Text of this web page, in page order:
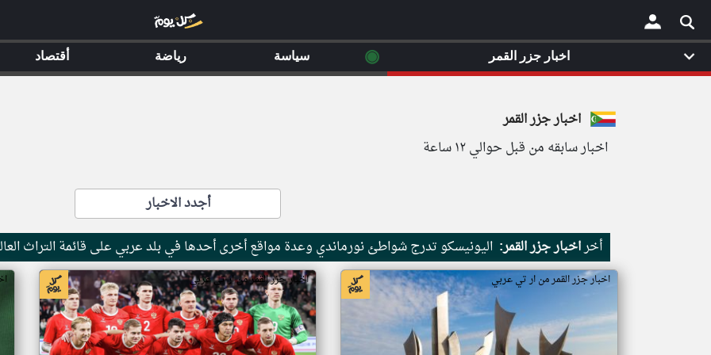
×
اخبار جزر القمر
اخبار سابقه من قبل حوالي ١٢ ساعة
أجدد الاخبار
أخراخبار جزر القمر: اليونيسكو تدرج شواطئ نورماندي وعدة مواقع أخرى أحدها في بلد عربي على قائمة التراث
اخبار جزر القمر من ار تي عربي اخبار جزر القمر من ار تي عربي
اخبار جزر القمر ◉ سياسة رياضة أقتصاد